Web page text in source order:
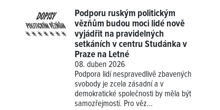
Podporu ruským politickým
vězňům budou moci lidé nově
vyjádřit na pravidelných
setkáních v centru Studánka v
Praze na Letné
08. duben 2026
Podpora lidí nespravedlivě zbavených
svobody je zcela zásadní a v
demokratické společnosti by měla být
samozřejmostí. Pro věz...